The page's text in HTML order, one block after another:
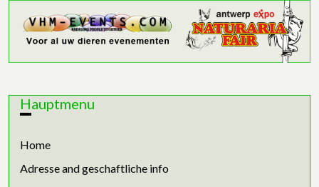
Hauptmenu
Home
Adresse and geschaftliche info